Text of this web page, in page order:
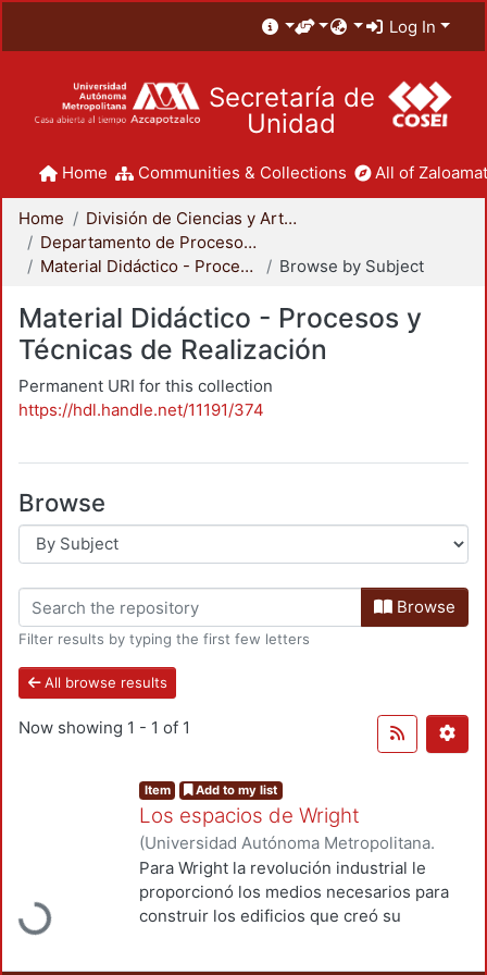
Log In
Secretaría de
Unidad
Home Communities & Collections All of
Home
División de Ciencias y Artes para el Diseño
Departamento de Procesos y Técnicas de Realización
Material Didáctico - Procesos y Técnicas de Realización
Browse by Subject
Material Didáctico - Procesos y
Técnicas de Realización
Permanent URI for this collection
https://hdl.handle.net/11191/374
Browse
Browse
Filter results by typing the first few letters
All browse results
Now showing 1 - 1 of 1
Loading...
Item Add to my list
Los espacios de Wright
(Universidad Autónoma Metropolitana.
Unidad Azcapotzalco. División de Ciencias
y Artes para el Diseño. Departamento de
Procesos y Técnicas de Realización.
Para Wright la revolución industrial le
proporcionó los medios necesarios para
construir los edificios que creó su